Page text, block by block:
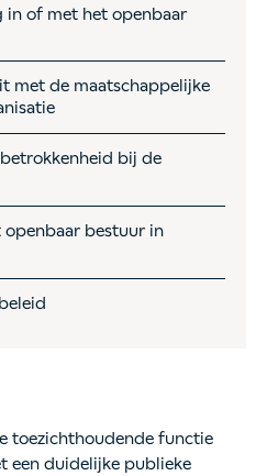
in of met het openbaar
met de maatschappelijke
bij de
openbaar bestuur in
toezichthoudende functie
een duidelijke publieke